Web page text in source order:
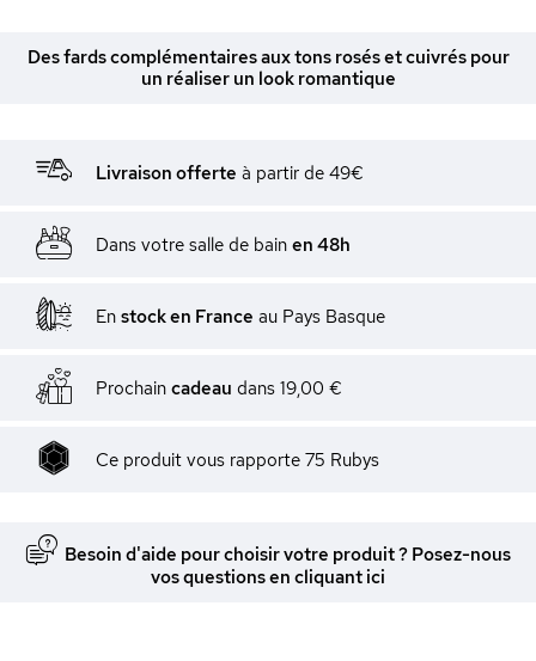
Des fards complémentaires aux tons rosés et cuivrés pour
un réaliser un look romantique
Livraison offerte à partir de 49€
Dans votre salle de bain en 48h
En stock en France au Pays Basque
Prochain cadeau dans 19,00 €
Ce produit vous rapporte 75 Rubys
Besoin d'aide pour choisir votre produit ? Posez-nous
vos questions en cliquant ici